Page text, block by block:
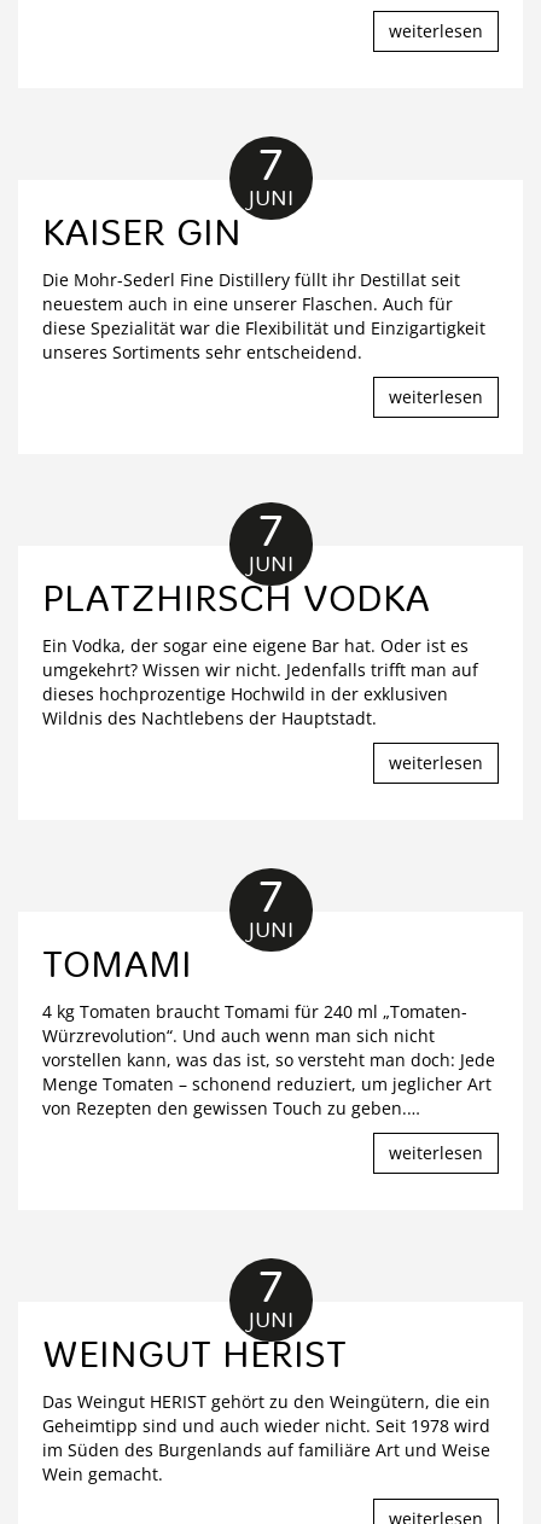
weiterlesen
7
JUNI
KAISER GIN
Die Mohr-Sederl Fine Distillery füllt ihr Destillat seit
neuestem auch in eine unserer Flaschen. Auch für
diese Spezialität war die Flexibilität und Einzigartigkeit
unseres Sortiments sehr entscheidend.
weiterlesen
7
JUNI
PLATZHIRSCH VODKA
Ein Vodka, der sogar eine eigene Bar hat. Oder ist es
umgekehrt? Wissen wir nicht. Jedenfalls trifft man auf
dieses hochprozentige Hochwild in der exklusiven
Wildnis des Nachtlebens der Hauptstadt.
weiterlesen
7
JUNI
TOMAMI
4 kg Tomaten braucht Tomami für 240 ml „Tomaten-
Würzrevolution“. Und auch wenn man sich nicht
vorstellen kann, was das ist, so versteht man doch: Jede
Menge Tomaten – schonend reduziert, um jeglicher Art
von Rezepten den gewissen Touch zu geben.…
weiterlesen
7
JUNI
WEINGUT HERIST
Das Weingut HERIST gehört zu den Weingütern, die ein
Geheimtipp sind und auch wieder nicht. Seit 1978 wird
im Süden des Burgenlands auf familiäre Art und Weise
Wein gemacht.
weiterlesen